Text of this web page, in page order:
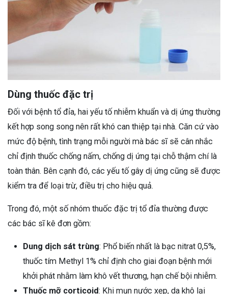
Dùng thuốc đặc trị
Đối với bệnh tổ đỉa, hai yếu tố nhiễm khuẩn và dị ứng thường
kết hợp song song nên rất khó can thiệp tại nhà. Căn cứ vào
mức độ bệnh, tình trạng mỗi người mà bác sĩ sẽ cân nhắc
chỉ định thuốc chống nấm, chống dị ứng tại chỗ thậm chí là
toàn thân. Bên cạnh đó, các yếu tố gây dị ứng cũng sẽ được
kiểm tra để loại trừ, điều trị cho hiệu quả.
Trong đó, một số nhóm thuốc đặc trị tổ đỉa thường được
các bác sĩ kê đơn gồm:
Dung dịch sát trùng: Phổ biến nhất là bạc nitrat 0,5%,
thuốc tím Methyl 1% chỉ định cho giai đoạn bệnh mới
khởi phát nhằm làm khô vết thương, hạn chế bội nhiễm.
Thuốc mỡ corticoid: Khi mụn nước xẹp, da khô lại